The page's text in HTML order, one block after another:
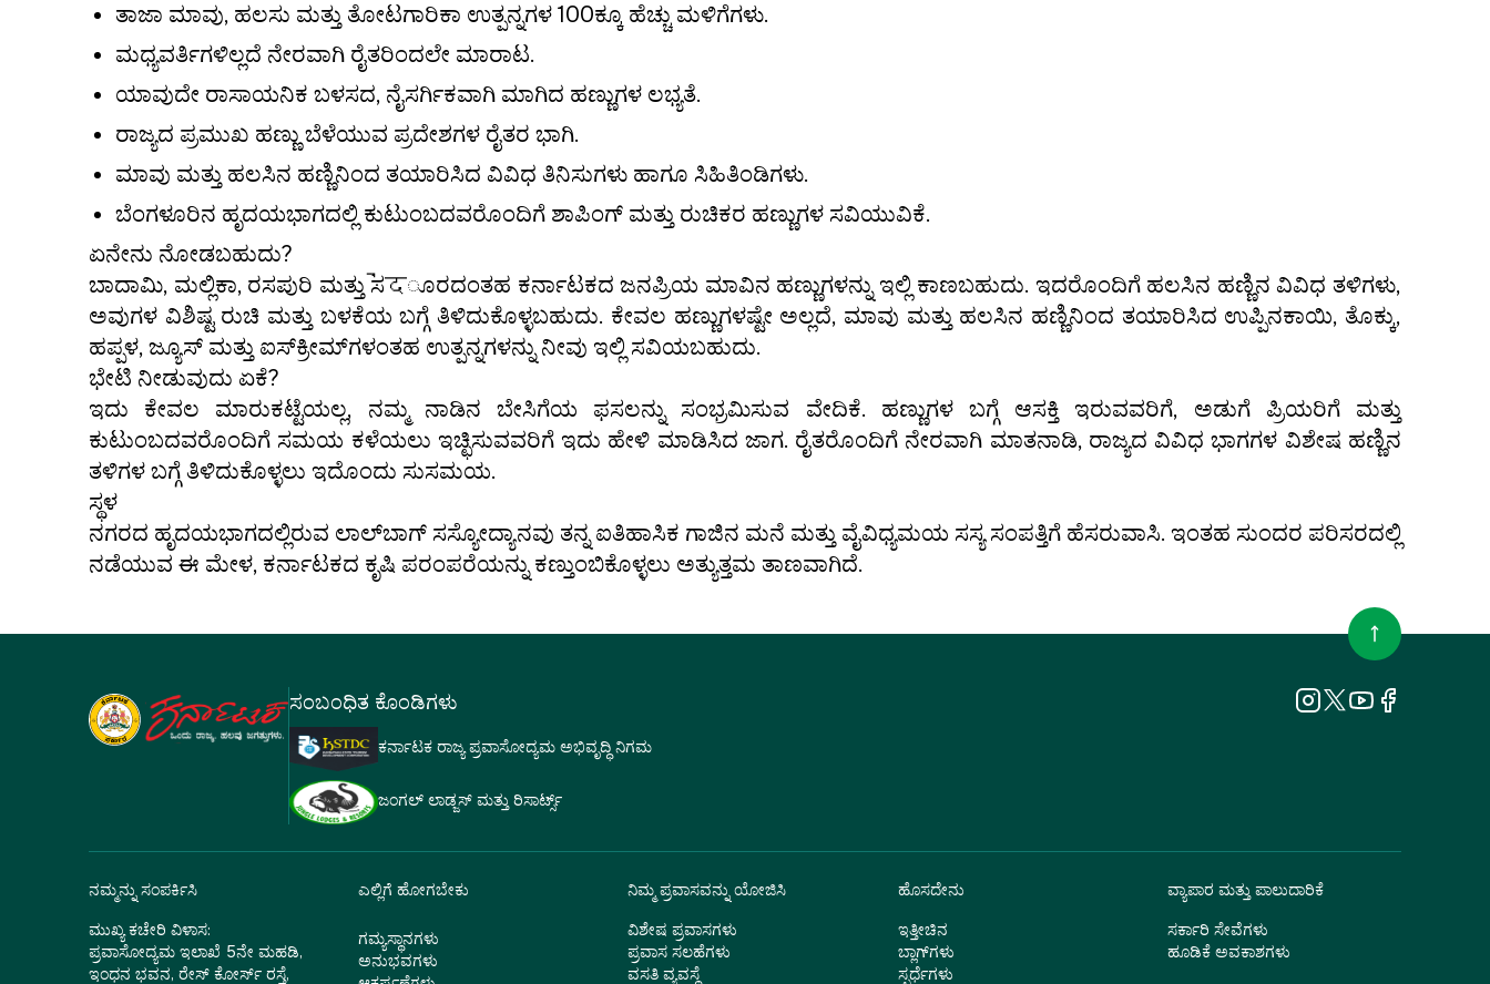
ತಾಜಾ ಮಾವು, ಹಲಸು ಮತ್ತು ತೋಟಗಾರಿಕಾ ಉತ್ಪನ್ನಗಳ 100ಕ್ಕೂ ಹೆಚ್ಚು ಮಳಿಗೆಗಳು.
ಮಧ್ಯವರ್ತಿಗಳಿಲ್ಲದೆ ನೇರವಾಗಿ ರೈತರಿಂದಲೇ ಮಾರಾಟ.
ಯಾವುದೇ ರಾಸಾಯನಿಕ ಬಳಸದ, ನೈಸರ್ಗಿಕವಾಗಿ ಮಾಗಿದ ಹಣ್ಣುಗಳ ಲಭ್ಯತೆ.
ರಾಜ್ಯದ ಪ್ರಮುಖ ಹಣ್ಣು ಬೆಳೆಯುವ ಪ್ರದೇಶಗಳ ರೈತರ ಭಾಗಿ.
ಮಾವು ಮತ್ತು ಹಲಸಿನ ಹಣ್ಣಿನಿಂದ ತಯಾರಿಸಿದ ವಿವಿಧ ತಿನಿಸುಗಳು ಹಾಗೂ ಸಿಹಿತಿಂಡಿಗಳು.
ಬೆಂಗಳೂರಿನ ಹೃದಯಭಾಗದಲ್ಲಿ ಕುಟುಂಬದವರೊಂದಿಗೆ ಶಾಪಿಂಗ್ ಮತ್ತು ರುಚಿಕರ ಹಣ್ಣುಗಳ ಸವಿಯುವಿಕೆ.
ಏನೇನು ನೋಡಬಹುದು?
ಬಾದಾಮಿ, ಮಲ್ಲಿಕಾ, ರಸಪುರಿ ಮತ್ತು ಸेंदೂರದಂತಹ ಕರ್ನಾಟಕದ ಜನಪ್ರಿಯ ಮಾವಿನ ಹಣ್ಣುಗಳನ್ನು ಇಲ್ಲಿ ಕಾಣಬಹುದು. ಇದರೊಂದಿಗೆ ಹಲಸಿನ ಹಣ್ಣಿನ ವಿವಿಧ ತಳಿಗಳು,
ಅವುಗಳ ವಿಶಿಷ್ಟ ರುಚಿ ಮತ್ತು ಬಳಕೆಯ ಬಗ್ಗೆ ತಿಳಿದುಕೊಳ್ಳಬಹುದು. ಕೇವಲ ಹಣ್ಣುಗಳಷ್ಟೇ ಅಲ್ಲದೆ, ಮಾವು ಮತ್ತು ಹಲಸಿನ ಹಣ್ಣಿನಿಂದ ತಯಾರಿಸಿದ ಉಪ್ಪಿನಕಾಯಿ, ತೊಕ್ಕು,
ಹಪ್ಪಳ, ಜ್ಯೂಸ್ ಮತ್ತು ಐಸ್‌ಕ್ರೀಮ್‌ಗಳಂತಹ ಉತ್ಪನ್ನಗಳನ್ನು ನೀವು ಇಲ್ಲಿ ಸವಿಯಬಹುದು.
ಭೇಟಿ ನೀಡುವುದು ಏಕೆ?
ಇದು ಕೇವಲ ಮಾರುಕಟ್ಟೆಯಲ್ಲ, ನಮ್ಮ ನಾಡಿನ ಬೇಸಿಗೆಯ ಫಸಲನ್ನು ಸಂಭ್ರಮಿಸುವ ವೇದಿಕೆ. ಹಣ್ಣುಗಳ ಬಗ್ಗೆ ಆಸಕ್ತಿ ಇರುವವರಿಗೆ, ಅಡುಗೆ ಪ್ರಿಯರಿಗೆ ಮತ್ತು
ಕುಟುಂಬದವರೊಂದಿಗೆ ಸಮಯ ಕಳೆಯಲು ಇಚ್ಛಿಸುವವರಿಗೆ ಇದು ಹೇಳಿ ಮಾಡಿಸಿದ ಜಾಗ. ರೈತರೊಂದಿಗೆ ನೇರವಾಗಿ ಮಾತನಾಡಿ, ರಾಜ್ಯದ ವಿವಿಧ ಭಾಗಗಳ ವಿಶೇಷ ಹಣ್ಣಿನ
ತಳಿಗಳ ಬಗ್ಗೆ ತಿಳಿದುಕೊಳ್ಳಲು ಇದೊಂದು ಸುಸಮಯ.
ಸ್ಥಳ
ನಗರದ ಹೃದಯಭಾಗದಲ್ಲಿರುವ ಲಾಲ್‌ಬಾಗ್ ಸಸ್ಯೋದ್ಯಾನವು ತನ್ನ ಐತಿಹಾಸಿಕ ಗಾಜಿನ ಮನೆ ಮತ್ತು ವೈವಿಧ್ಯಮಯ ಸಸ್ಯ ಸಂಪತ್ತಿಗೆ ಹೆಸರುವಾಸಿ. ಇಂತಹ ಸುಂದರ ಪರಿಸರದಲ್ಲಿ
ನಡೆಯುವ ಈ ಮೇಳ, ಕರ್ನಾಟಕದ ಕೃಷಿ ಪರಂಪರೆಯನ್ನು ಕಣ್ತುಂಬಿಕೊಳ್ಳಲು ಅತ್ಯುತ್ತಮ ತಾಣವಾಗಿದೆ.
ಸಂಬಂಧಿತ ಕೊಂಡಿಗಳು
ಕರ್ನಾಟಕ ರಾಜ್ಯ ಪ್ರವಾಸೋದ್ಯಮ ಅಭಿವೃದ್ಧಿ ನಿಗಮ
ಜಂಗಲ್ ಲಾಡ್ಜಸ್ ಮತ್ತು ರಿಸಾರ್ಟ್ಸ್
ನಮ್ಮನ್ನು ಸಂಪರ್ಕಿಸಿ
ಮುಖ್ಯ ಕಚೇರಿ ವಿಳಾಸ:
ಪ್ರವಾಸೋದ್ಯಮ ಇಲಾಖೆ 5ನೇ ಮಹಡಿ,
ಇಂಧನ ಭವನ, ರೇಸ್ ಕೋರ್ಸ್ ರಸ್ತೆ,
ಎಲ್ಲಿಗೆ ಹೋಗಬೇಕು
ಗಮ್ಯಸ್ಥಾನಗಳು
ಅನುಭವಗಳು
ನಿಮ್ಮ ಪ್ರವಾಸವನ್ನು ಯೋಜಿಸಿ
ವಿಶೇಷ ಪ್ರವಾಸಗಳು
ಪ್ರವಾಸ ಸಲಹೆಗಳು
ವಸತಿ ವ್ಯವಸ್ಥೆ
ಹೊಸದೇನು
ಇತ್ತೀಚಿನ
ಬ್ಲಾಗ್‌ಗಳು
ಸ್ಪರ್ಧೆಗಳು
ವ್ಯಾಪಾರ ಮತ್ತು ಪಾಲುದಾರಿಕೆ
ಸರ್ಕಾರಿ ಸೇವೆಗಳು
ಹೂಡಿಕೆ ಅವಕಾಶಗಳು